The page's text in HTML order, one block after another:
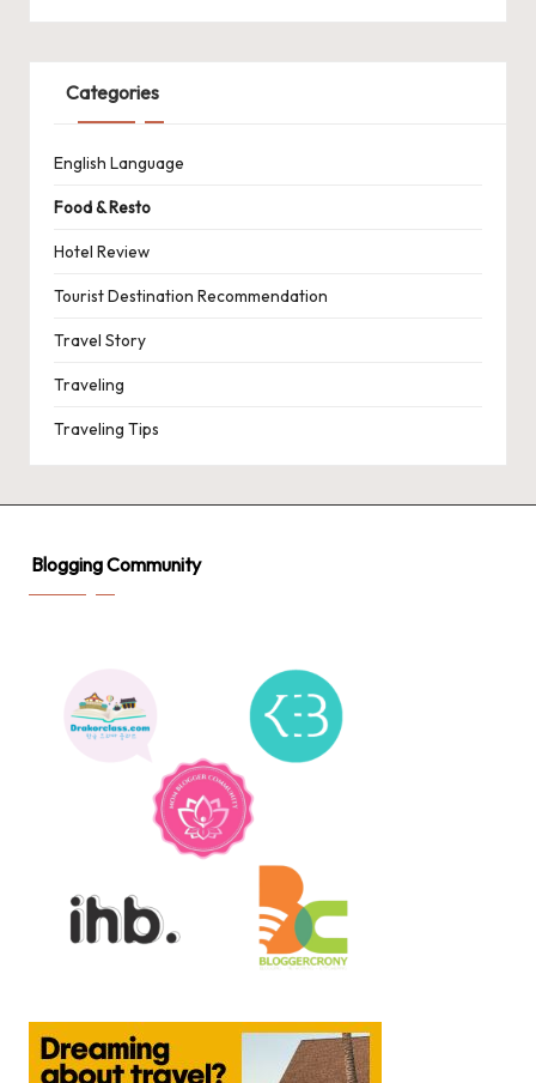
Categories
English Language
Food & Resto
Hotel Review
Tourist Destination Recommendation
Travel Story
Traveling
Traveling Tips
Blogging Community